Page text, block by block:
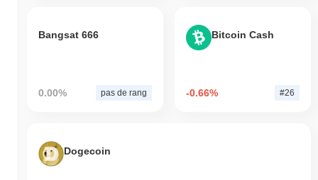
Bangsat 666
0.00% pas de rang
Bitcoin Cash
-0.66% #26
Dogecoin